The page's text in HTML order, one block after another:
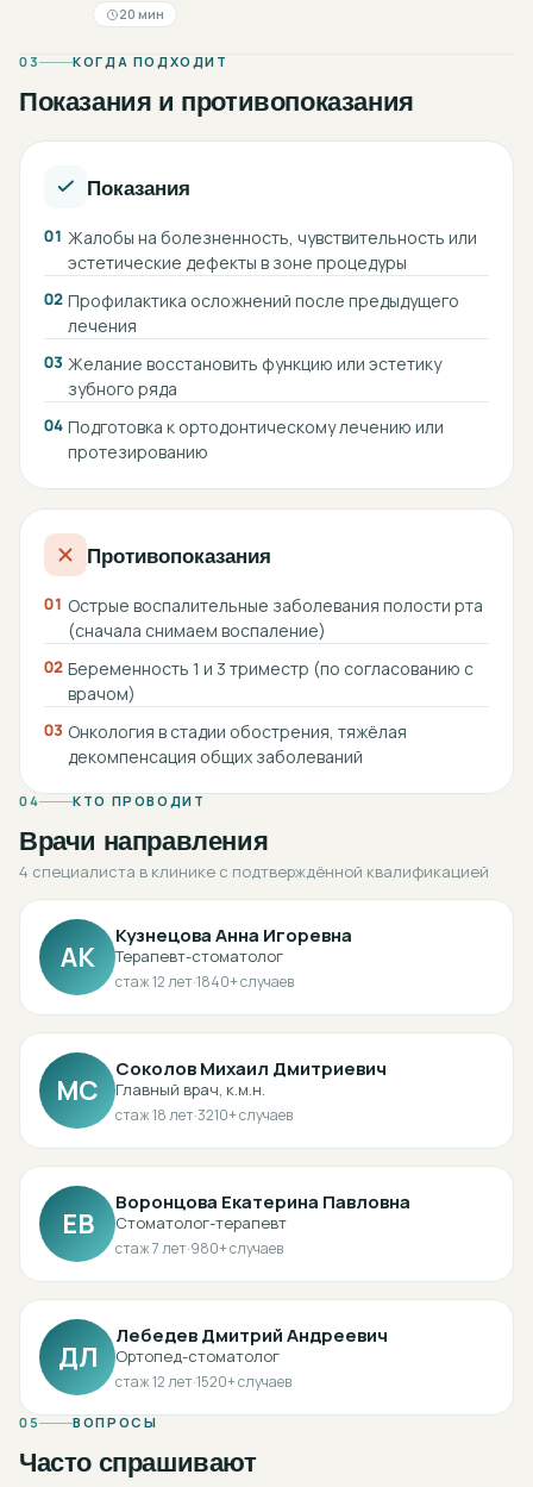
20 мин
03 КОГДА ПОДХОДИТ
Показания и противопоказания
Показания
01 Жалобы на болезненность, чувствительность или
эстетические дефекты в зоне процедуры
02 Профилактика осложнений после предыдущего
лечения
03 Желание восстановить функцию или эстетику
зубного ряда
04 Подготовка к ортодонтическому лечению или
протезированию
Противопоказания
01 Острые воспалительные заболевания полости рта
(сначала снимаем воспаление)
02 Беременность 1 и 3 триместр (по согласованию с
врачом)
03 Онкология в стадии обострения, тяжёлая
декомпенсация общих заболеваний
04 КТО ПРОВОДИТ
Врачи направления
4 специалиста в клинике с подтверждённой квалификацией
АК
Кузнецова Анна Игоревна
Терапевт-стоматолог
стаж12лет·1840+ случаев
МС
Соколов Михаил Дмитриевич
Главный врач, к.м.н.
стаж18лет·3210+ случаев
ЕВ
Воронцова Екатерина Павловна
Стоматолог-терапевт
стаж7лет·980+ случаев
ДЛ
Лебедев Дмитрий Андреевич
Ортопед-стоматолог
стаж12лет·1520+ случаев
05 ВОПРОСЫ
Часто спрашивают